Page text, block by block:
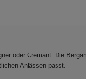
oder Crémant. Die
Anlässen passt.